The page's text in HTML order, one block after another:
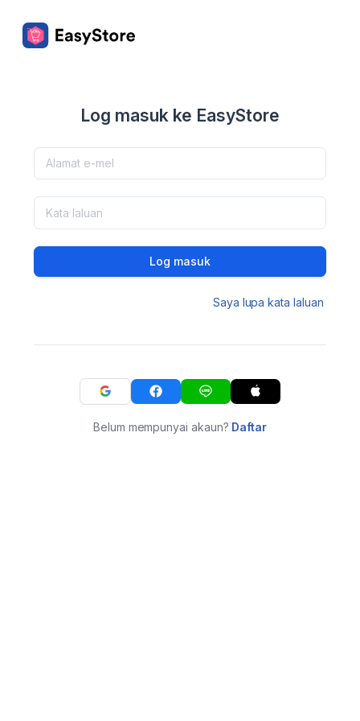
Log masuk ke EasyStore
Log masuk
Saya lupa kata laluan
Belum mempunyai akaun? Daftar